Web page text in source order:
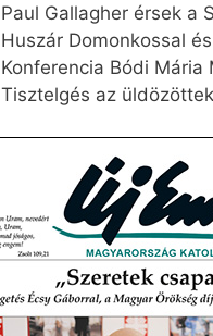
Paul Gallagher érsek a
Huszár Domonkossal
Konferencia Bódi Mária
Tisztelgés az